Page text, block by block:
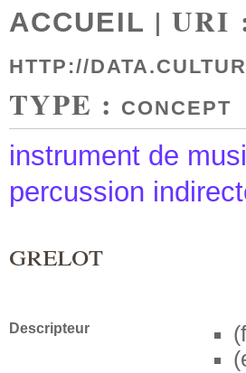
ACCUEIL | URI
HTTP://
TYPE : CONCEPT
instrument de
percussion
grelot
Descripteur